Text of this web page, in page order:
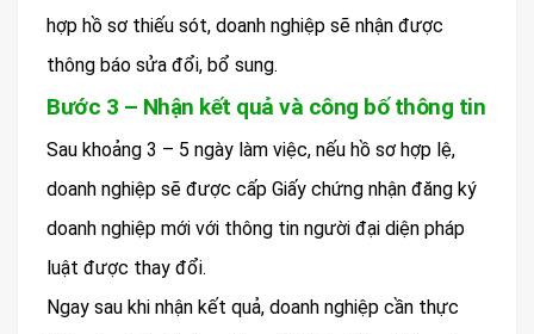
hợp hồ sơ thiếu sót, doanh nghiệp sẽ nhận được
thông báo sửa đổi, bổ sung.
Bước 3 – Nhận kết quả và công bố thông tin
Sau khoảng 3 – 5 ngày làm việc, nếu hồ sơ hợp lệ,
doanh nghiệp sẽ được cấp Giấy chứng nhận đăng ký
doanh nghiệp mới với thông tin người đại diện pháp
luật được thay đổi.
Ngay sau khi nhận kết quả, doanh nghiệp cần thực